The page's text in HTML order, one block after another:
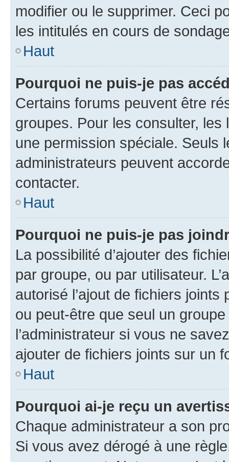
modifier ou le supprimer. Ceci
les intitulés en cours de
Haut
Pourquoi ne puis-je pas
Certains forums peuvent être
groupes. Pour les consulter,
une permission spéciale. Seuls
administrateurs peuvent
contacter.
Haut
Pourquoi ne puis-je pas
La possibilité d’ajouter des
par groupe, ou par utilisateur.
autorisé l’ajout de fichiers
ou peut-être que seul un
l’administrateur si vous ne
ajouter de fichiers joints sur un
Haut
Pourquoi ai-je reçu un
Chaque administrateur a son
Si vous avez dérogé à une